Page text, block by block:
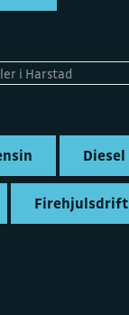
Diesel
Firehjulsdrift